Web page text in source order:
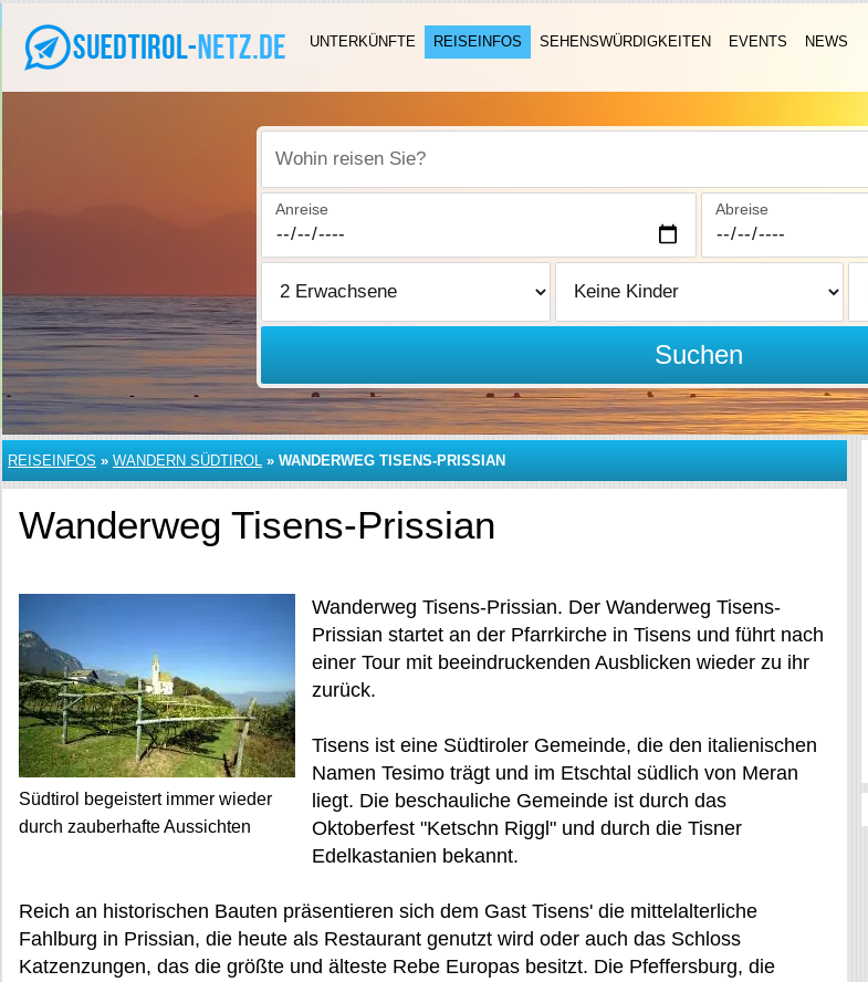
UNTERKÜNFTE REISEINFOS SEHENSWÜRDIGKEITEN EVENTS NEWS
Wohin reisen Sie?
Anreise Abreise
Suchen
REISEINFOS » WANDERN SÜDTIROL » WANDERWEG TISENS-PRISSIAN
Wanderweg Tisens-Prissian
Südtirol begeistert immer wieder
durch zauberhafte Aussichten
Wanderweg Tisens-Prissian. Der Wanderweg Tisens-
Prissian startet an der Pfarrkirche in Tisens und führt nach
einer Tour mit beeindruckenden Ausblicken wieder zu ihr
zurück.
Tisens ist eine Südtiroler Gemeinde, die den italienischen
Namen Tesimo trägt und im Etschtal südlich von Meran
liegt. Die beschauliche Gemeinde ist durch das
Oktoberfest "Ketschn Riggl" und durch die Tisner
Edelkastanien bekannt.
Reich an historischen Bauten präsentieren sich dem Gast Tisens' die mittelalterliche
Fahlburg in Prissian, die heute als Restaurant genutzt wird oder auch das Schloss
Katzenzungen, das die größte und älteste Rebe Europas besitzt. Die Pfeffersburg, die